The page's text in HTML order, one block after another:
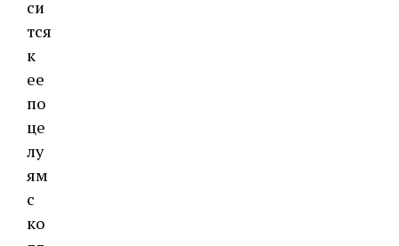
си
тся
к
ее
по
це
лу
ям
с
ко